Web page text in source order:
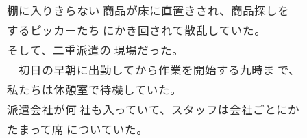
棚に入りきらない 商品が床に直置きされ、商品探しを
するピッカーたち にかき回されて散乱していた。
そして、二重派遣の 現場だった。
初日の早朝に出勤してから作業を開始する九時ま で、
私たちは休憩室で待機していた。
派遣会社が何 社も入っていて、スタッフは会社ごとにか
たまって席 についていた。